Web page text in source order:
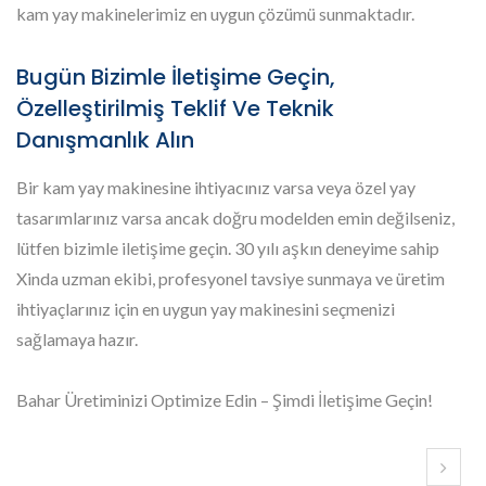
kam yay makinelerimiz en uygun çözümü sunmaktadır.
Bugün Bizimle İletişime Geçin,
Özelleştirilmiş Teklif Ve Teknik
Danışmanlık Alın
Bir kam yay makinesine ihtiyacınız varsa veya özel yay
tasarımlarınız varsa ancak doğru modelden emin değilseniz,
lütfen bizimle iletişime geçin. 30 yılı aşkın deneyime sahip
Xinda uzman ekibi, profesyonel tavsiye sunmaya ve üretim
ihtiyaçlarınız için en uygun yay makinesini seçmenizi
sağlamaya hazır.
Bahar Üretiminizi Optimize Edin – Şimdi İletişime Geçin!